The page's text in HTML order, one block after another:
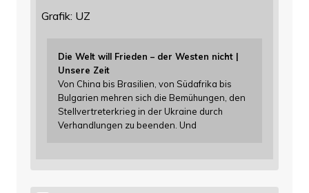
Grafik: UZ
Die Welt will Frieden – der Westen nicht |
Unsere Zeit
Von China bis Brasilien, von Südafrika bis
Bulgarien mehren sich die Bemühungen, den
Stellvertreterkrieg in der Ukraine durch
Verhandlungen zu beenden. Und